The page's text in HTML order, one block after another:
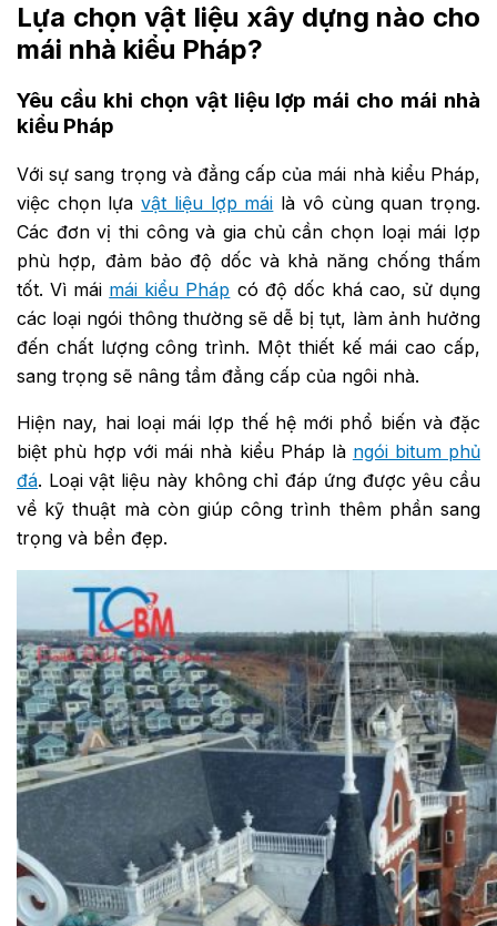
Lựa chọn vật liệu xây dựng nào cho
mái nhà kiểu Pháp?
Yêu cầu khi chọn vật liệu lợp mái cho mái nhà
kiểu Pháp
Với sự sang trọng và đẳng cấp của mái nhà kiểu Pháp,
việc chọn lựavật liệu lợp mái là vô cùng quan trọng.
Các đơn vị thi công và gia chủ cần chọn loại mái lợp
phù hợp, đảm bảo độ dốc và khả năng chống thấm
tốt. Vì mái mái kiểu Pháp có độ dốc khá cao, sử dụng
các loại ngói thông thường sẽ dễ bị tụt, làm ảnh hưởng
đến chất lượng công trình. Một thiết kế mái cao cấp,
sang trọng sẽ nâng tầm đẳng cấp của ngôi nhà.
Hiện nay, hai loại mái lợp thế hệ mới phổ biến và đặc
biệt phù hợp với mái nhà kiểu Pháp là ngói bitum phủ
đá. Loại vật liệu này không chỉ đáp ứng được yêu cầu
về kỹ thuật mà còn giúp công trình thêm phần sang
trọng và bền đẹp.